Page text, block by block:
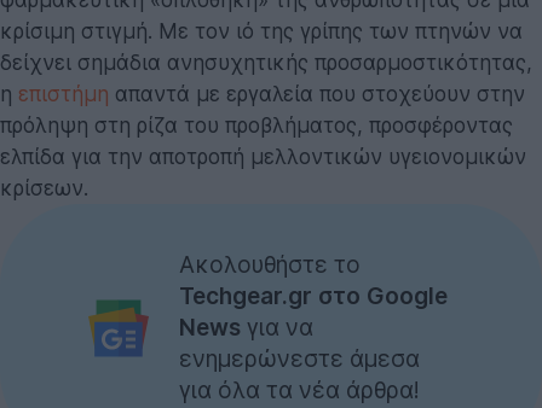
κρίσιμη στιγμή. Με τον ιό της γρίπης των πτηνών να
δείχνει σημάδια ανησυχητικής προσαρμοστικότητας,
η επιστήμη απαντά με εργαλεία που στοχεύουν στην
πρόληψη στη ρίζα του προβλήματος, προσφέροντας
ελπίδα για την αποτροπή μελλοντικών υγειονομικών
κρίσεων.
Ακολουθήστε το
Techgear.gr στο Google
News για να
ενημερώνεστε άμεσα
για όλα τα νέα άρθρα!